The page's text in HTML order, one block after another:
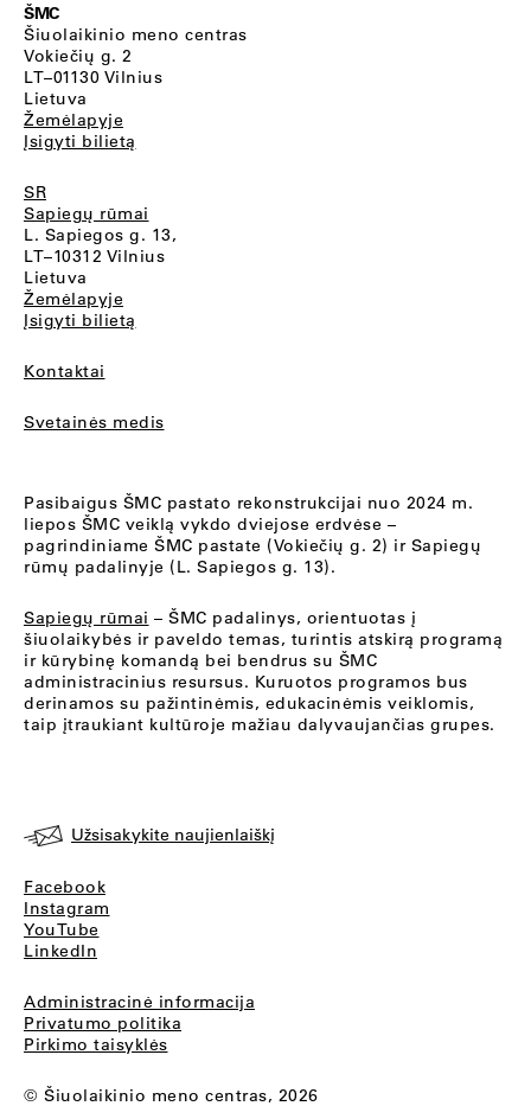
ŠMC
Šiuolaikinio meno centras
Vokiečių g. 2
LT–01130 Vilnius
Lietuva
Žemėlapyje
Įsigyti bilietą
SR
Sapiegų rūmai
L. Sapiegos g. 13,
LT–10312 Vilnius
Lietuva
Žemėlapyje
Įsigyti bilietą
Kontaktai
Svetainės medis
Pasibaigus ŠMC pastato rekonstrukcijai nuo 2024 m.
liepos ŠMC veiklą vykdo dviejose erdvėse –
pagrindiniame ŠMC pastate (Vokiečių g. 2) ir Sapiegų
rūmų padalinyje (L. Sapiegos g. 13).
Sapiegų rūmai – ŠMC padalinys, orientuotas į
šiuolaikybės ir paveldo temas, turintis atskirą programą
ir kūrybinę komandą bei bendrus su ŠMC
administracinius resursus. Kuruotos programos bus
derinamos su pažintinėmis, edukacinėmis veiklomis,
taip įtraukiant kultūroje mažiau dalyvaujančias grupes.
Užsisakykite naujienlaiškį
Facebook
Instagram
YouTube
LinkedIn
Administracinė informacija
Privatumo politika
Pirkimo taisyklės
© Šiuolaikinio meno centras, 2026